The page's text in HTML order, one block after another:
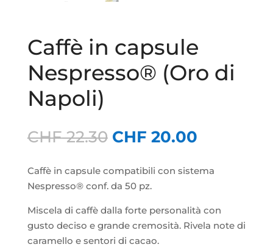
Caffè in capsule
Nespresso® (Oro di
Napoli)
CHF22.30 Il
originale
era:
CHF 22.30.
CHF 20.00Il
attuale
Caffè in capsule compatibili con sistema
Nespresso® conf. da 50 pz.
Miscela di caffè dalla forte personalità con
gusto deciso e grande cremosità. Rivela note di
caramello e sentori di cacao.